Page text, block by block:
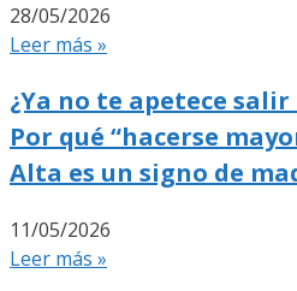
28/05/2026
Leer más »
¿Ya no te apetece
Por qué “hacerse
Alta es un signo de
11/05/2026
Leer más »